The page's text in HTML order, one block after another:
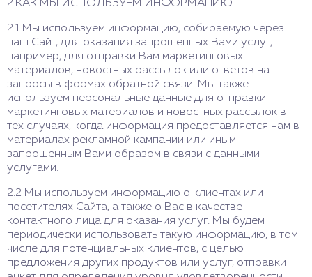
2.КАК МЫ ИСПОЛЬЗУЕМ ИНФОРМАЦИЮ
2.1 Мы используем информацию, собираемую через
наш Сайт, для оказания запрошенных Вами услуг,
например, для отправки Вам маркетинговых
материалов, новостных рассылок или ответов на
запросы в формах обратной связи. Мы также
используем персональные данные для отправки
маркетинговых материалов и новостных рассылок в
тех случаях, когда информация предоставляется нам в
материалах рекламной кампании или иным
запрошенным Вами образом в связи с данными
услугами.
2.2 Мы используем информацию о клиентах или
посетителях Сайта, а также о Вас в качестве
контактного лица для оказания услуг. Мы будем
периодически использовать такую информацию, в том
числе для потенциальных клиентов, с целью
предложения других продуктов или услуг, отправки